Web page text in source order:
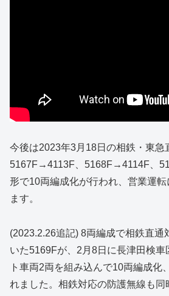
今後は2023年3月18日の相鉄・東急
5167F→4113F、5168F→4114F、
形で10両編成化が行われ、営業運
ます。
(2023.2.26追記) 8両編成で相鉄直通
いた5169Fが、2月8日に長津田検車
ト車両2両を組み込んで10両編成化
れました。相鉄対応の防護無線も